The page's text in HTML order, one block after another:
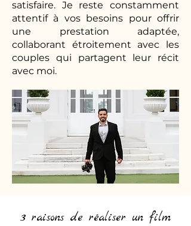
satisfaire. Je reste constamment
attentif à vos besoins pour offrir
une prestation adaptée,
collaborant étroitement avec les
couples qui partagent leur récit
avec moi.
3 raisons de réaliser un film